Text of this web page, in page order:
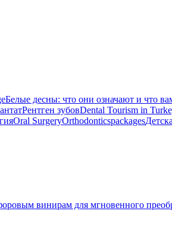
Белые десны: что они означают и что
Рентген зубовDental Tourism in
Oral SurgeryOrthodonticspackages
винирам для мгновенного